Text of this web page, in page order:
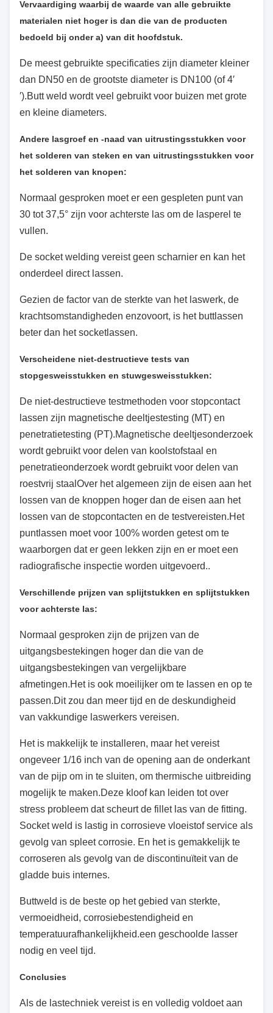
Vervaardiging waarbij de waarde van alle gebruikte
materialen niet hoger is dan die van de producten
bedoeld bij onder a) van dit hoofdstuk.
De meest gebruikte specificaties zijn diameter kleiner
dan DN50 en de grootste diameter is DN100 (of 4′
′).Butt weld wordt veel gebruikt voor buizen met grote
en kleine diameters.
Andere lasgroef en -naad van uitrustingsstukken voor
het solderen van steken en van uitrustingsstukken voor
het solderen van knopen:
Normaal gesproken moet er een gespleten punt van
30 tot 37,5° zijn voor achterste las om de lasperel te
vullen.
De socket welding vereist geen scharnier en kan het
onderdeel direct lassen.
Gezien de factor van de sterkte van het laswerk, de
krachtsomstandigheden enzovoort, is het buttlassen
beter dan het socketlassen.
Verscheidene niet-destructieve tests van
stopgesweisstukken en stuwgesweisstukken:
De niet-destructieve testmethoden voor stopcontact
lassen zijn magnetische deeltjestesting (MT) en
penetratietesting (PT).Magnetische deeltjesonderzoek
wordt gebruikt voor delen van koolstofstaal en
penetratieonderzoek wordt gebruikt voor delen van
roestvrij staalOver het algemeen zijn de eisen aan het
lossen van de knoppen hoger dan de eisen aan het
lossen van de stopcontacten en de testvereisten.Het
puntlassen moet voor 100% worden getest om te
waarborgen dat er geen lekken zijn en er moet een
radiografische inspectie worden uitgevoerd..
Verschillende prijzen van splijtstukken en splijtstukken
voor achterste las:
Normaal gesproken zijn de prijzen van de
uitgangsbestekingen hoger dan die van de
uitgangsbestekingen van vergelijkbare
afmetingen.Het is ook moeilijker om te lassen en op te
passen.Dit zou dan meer tijd en de deskundigheid
van vakkundige laswerkers vereisen.
Het is makkelijk te installeren, maar het vereist
ongeveer 1/16 inch van de opening aan de onderkant
van de pijp om in te sluiten, om thermische uitbreiding
mogelijk te maken.Deze kloof kan leiden tot over
stress probleem dat scheurt de fillet las van de fitting.
Socket weld is lastig in corrosieve vloeistof service als
gevolg van spleet corrosie. En het is gemakkelijk te
corroseren als gevolg van de discontinuïteit van de
gladde buis internes.
Buttweld is de beste op het gebied van sterkte,
vermoeidheid, corrosiebestendigheid en
temperatuurafhankelijkheid.een geschoolde lasser
nodig en veel tijd.
Conclusies
Als de lastechniek vereist is en volledig voldoet aan